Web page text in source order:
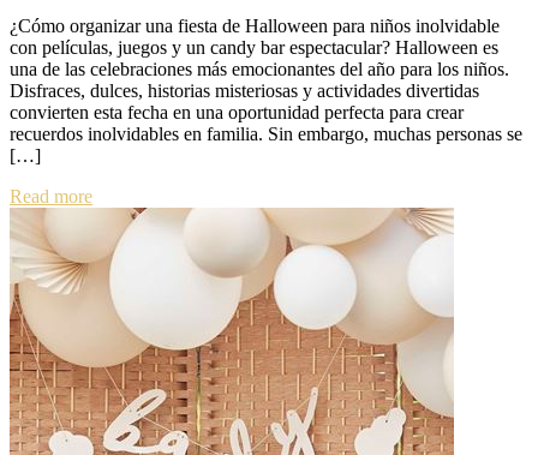
¿Cómo organizar una fiesta de Halloween para niños inolvidable
con películas, juegos y un candy bar espectacular? Halloween es
una de las celebraciones más emocionantes del año para los niños.
Disfraces, dulces, historias misteriosas y actividades divertidas
convierten esta fecha en una oportunidad perfecta para crear
recuerdos inolvidables en familia. Sin embargo, muchas personas se
[…]
Read more